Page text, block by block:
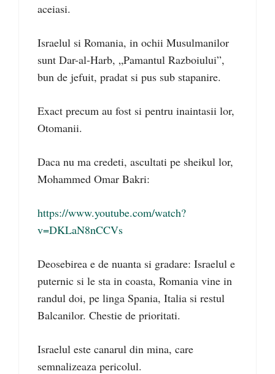
aceiasi.
Israelul si Romania, in ochii Musulmanilor
sunt Dar-al-Harb, „Pamantul Razboiului”,
bun de jefuit, pradat si pus sub stapanire.
Exact precum au fost si pentru inaintasii lor,
Otomanii.
Daca nu ma credeti, ascultati pe sheikul lor,
Mohammed Omar Bakri:
https://www.youtube.com/watch?
v=DKLaN8nCCVs
Deosebirea e de nuanta si gradare: Israelul e
puternic si le sta in coasta, Romania vine in
randul doi, pe linga Spania, Italia si restul
Balcanilor. Chestie de prioritati.
Israelul este canarul din mina, care
semnalizeaza pericolul.